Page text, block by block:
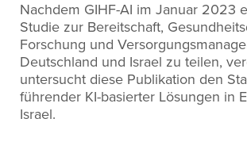
Nachdem GIHF-AI im Januar 2023
Studie zur Bereitschaft,
Forschung und
Deutschland und Israel zu teilen,
untersucht diese Publikation den
führender KI-basierter Lösungen in
Israel.